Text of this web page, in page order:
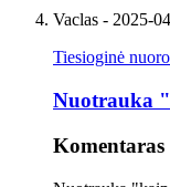
Vaclas - 2025-
Tiesioginė
Nuotrauka
Komentaras